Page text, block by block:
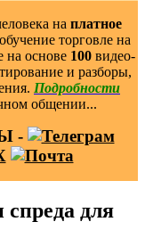
на платное
торговле на
на основе 100видео-
и разборы,
Подробности
общении...
-
для